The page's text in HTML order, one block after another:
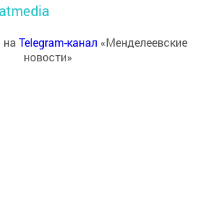
на Telegram-канал «Менделеевские
новости»